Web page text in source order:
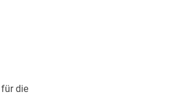
die